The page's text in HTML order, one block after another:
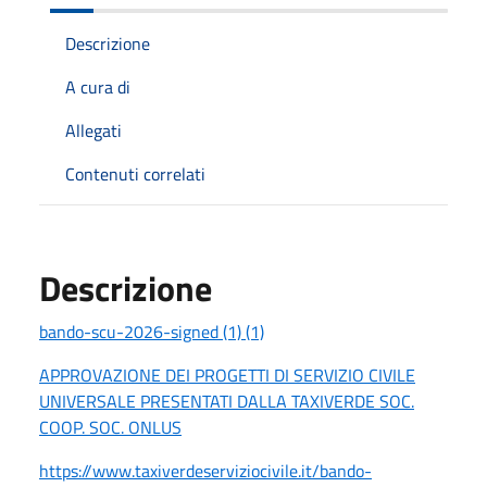
Descrizione
A cura di
Allegati
Contenuti correlati
Descrizione
bando-scu-2026-signed (1) (1)
APPROVAZIONE DEI PROGETTI DI SERVIZIO CIVILE
UNIVERSALE PRESENTATI DALLA TAXIVERDE SOC.
COOP. SOC. ONLUS
https://www.taxiverdeserviziocivile.it/bando-